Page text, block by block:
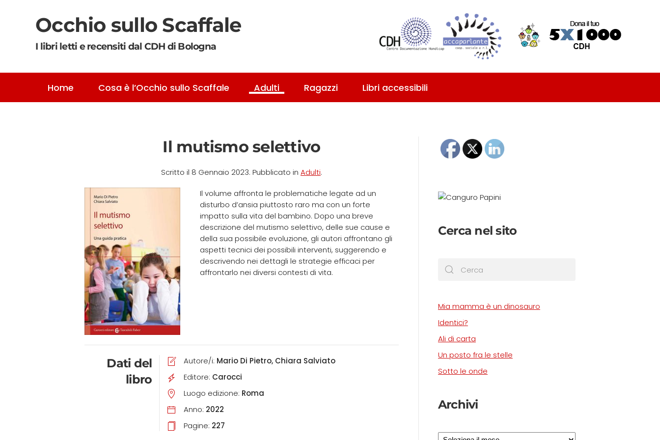
Skip to main content
Occhio sullo Scaffale
I libri letti e recensiti dal CDH di Bologna
Home Cosa è l’Occhio sullo Scaffale Adulti Ragazzi Libri accessibili
Il mutismo selettivo
Scritto il 8 Gennaio 2023. Pubblicato in Adulti.
Il volume affronta le problematiche legate ad un
disturbo d’ansia piuttosto raro ma con un forte
impatto sulla vita del bambino. Dopo una breve
descrizione del mutismo selettivo, delle sue cause e
della sua possibile evoluzione, gli autori affrontano gli
aspetti tecnici dei possibili interventi, suggerendo e
descrivendo nei dettagli le strategie efficaci per
affrontarlo nei diversi contesti di vita.
Dati del
libro
Autore/i: Mario Di Pietro, Chiara Salviato
Editore: Carocci
Luogo edizione: Roma
Anno: 2022
Pagine: 227
Cerca nel sito
Mia mamma è un dinosauro
Identici?
Ali di carta
Un posto fra le stelle
Sotto le onde
Archivi
Archivi